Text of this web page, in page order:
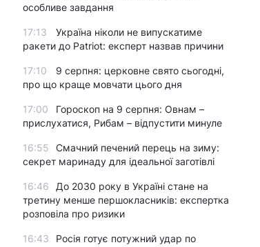
особливе завдання
17:13
Україна ніколи не випускатиме
ракети до Patriot: експерт назвав причини
17:10
9 серпня: церковне свято сьогодні,
про що краще мовчати цього дня
17:00
Гороскоп на 9 серпня: Овнам –
прислухатися, Рибам – відпустити минуле
16:55
Смачний печений перець на зиму:
секрет маринаду для ідеальної заготівлі
16:46
До 2030 року в Україні стане на
третину менше першокласників: експертка
розповіла про ризики
16:43
Росія готує потужний удар по